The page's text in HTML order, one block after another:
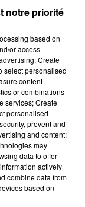
05/26 À
Brive,
avec les
terrain.
notre priorité
based on
or access
Create
select personalised
content
or combinations
services; Create
personalised
prevent and
and content;
may
data to offer
actively
combine data from
based on